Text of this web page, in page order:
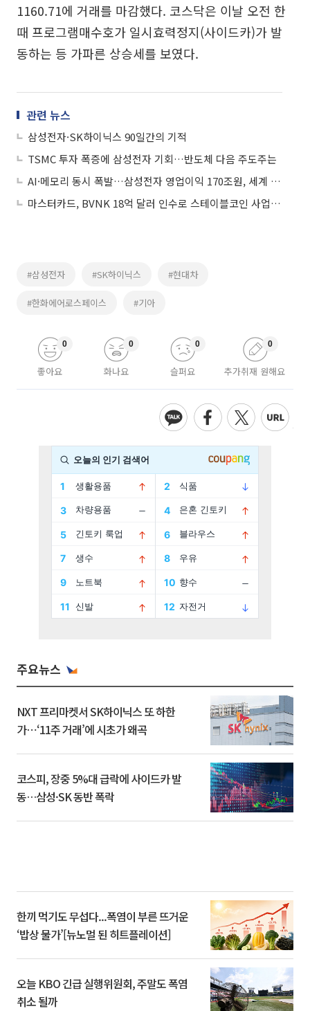
1160.71에 거래를 마감했다. 코스닥은 이날 오전 한
때 프로그램매수호가 일시효력정지(사이드카)가 발
동하는 등 가파른 상승세를 보였다.
관련 뉴스
삼성전자·SK하이닉스 90일간의 기적
TSMC 투자 폭증에 삼성전자 기회…반도체 다음 주도주는
AI·메모리 동시 폭발…삼성전자 영업이익 170조원, 세계 6위 보인다
마스터카드, BVNK 18억 달러 인수로 스테이블코인 사업 본격 확장
#삼성전자 #SK하이닉스 #현대차
#한화에어로스페이스 #기아
좋아요
0
화나요
0
슬퍼요
0
추가취재 원해요
0
주요뉴스
NXT 프리마켓서 SK하이닉스 또 하한
가⋯‘11주 거래’에 시초가 왜곡
코스피, 장중 5%대 급락에 사이드카 발
동…삼성·SK 동반 폭락
한끼 먹기도 무섭다...폭염이 부른 뜨거운
‘밥상 물가’[뉴노멀 된 히트플레이션]
오늘 KBO 긴급 실행위원회, 주말도 폭염
취소 될까